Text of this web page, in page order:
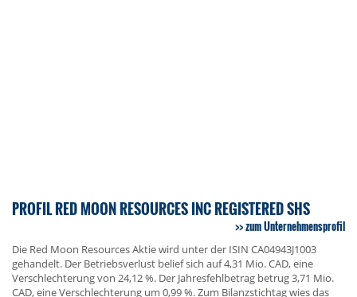
PROFIL RED MOON RESOURCES INC REGISTERED SHS
zum Unternehmensprofil
Die Red Moon Resources Aktie wird unter der ISIN CA04943J1003
gehandelt. Der Betriebsverlust belief sich auf 4,31 Mio. CAD, eine
Verschlechterung von 24,12 %. Der Jahresfehlbetrag betrug 3,71 Mio.
CAD, eine Verschlechterung um 0,99 %. Zum Bilanzstichtag wies das